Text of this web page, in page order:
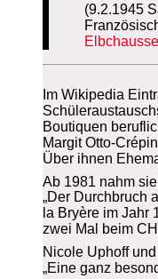
(9.2.1945
Im Wikipedia
Boutiquen
Margit Otto-
Über ihnen
Ab 1981 nahm
„Der Durchbruch
la Bryère im Jahr
zwei Mal beim
Nicole Uphoff
„Eine ganz